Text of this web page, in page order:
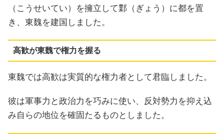
（こうせいてい）を擁立して鄴（ぎょう）に都を置
き、東魏を建国しました。
高歓が東魏で権力を握る
東魏では高歓は実質的な権力者として君臨しました。
彼は軍事力と政治力を巧みに使い、反対勢力を抑え込
み自らの地位を確固たるものとしました。